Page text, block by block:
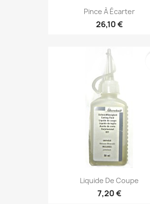
Pince À Écarter
26,10 €
Liquide De Coupe
7,20 €